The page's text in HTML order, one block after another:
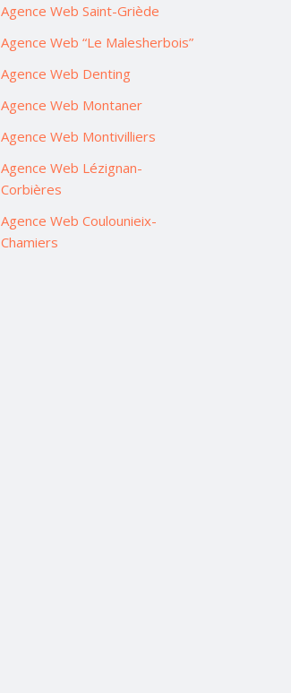
Agence Web Saint-Griède
Agence Web “Le Malesherbois”
Agence Web Denting
Agence Web Montaner
Agence Web Montivilliers
Agence Web Lézignan-
Corbières
Agence Web Coulounieix-
Chamiers